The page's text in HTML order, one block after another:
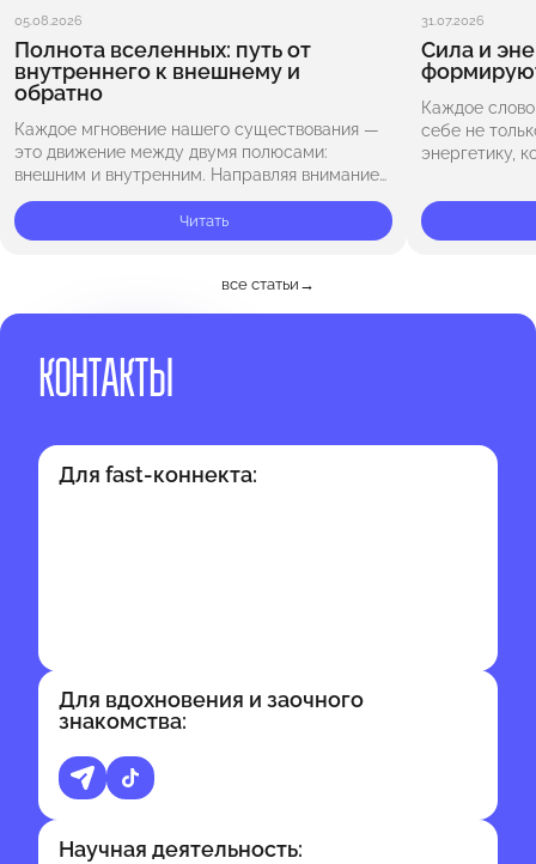
05.08.2026
Полнота вселенных: путь от
внутреннего к внешнему и
обратно
Каждое мгновение нашего существования —
это движение между двумя полюсами:
внешним и внутренним. Направляя внимание
во внешний мир — к природе, звёздам и
бескрайнему космосу, — мы ощущаем
масштаб Вселенной…
Читать
31.07.2026
Сила и
Каждое
себе не
энергетику,
говорим
подтекст
все статьи →
КОНТАКТЫ
Для fast-коннекта:
Для вдохновения и заочного
знакомства:
Научная деятельность: